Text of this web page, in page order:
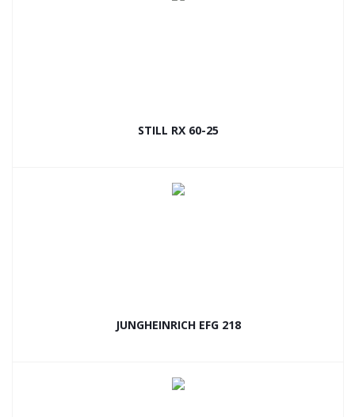
STILL RX 60-25
JUNGHEINRICH EFG 218